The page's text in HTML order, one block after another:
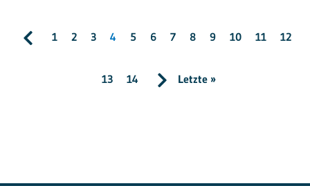
1 2 3 4 5 6 7 8 9 10 11 12
13 14 Letzte »